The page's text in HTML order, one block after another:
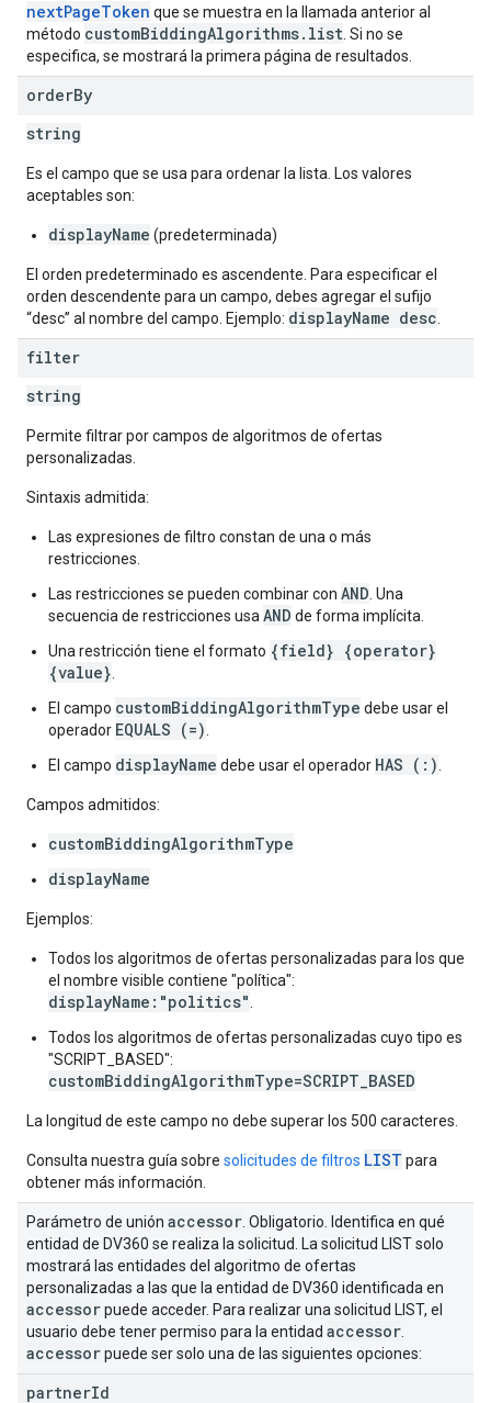
nextPageToken que se muestra en la llamada anterior al
método customBiddingAlgorithms.list . Si no se
especifica, se mostrará la primera página de resultados.
orderBy
string
Es el campo que se usa para ordenar la lista. Los valores
aceptables son:
displayName (predeterminada)
El orden predeterminado es ascendente. Para especificar el
orden descendente para un campo, debes agregar el sufijo
“desc” al nombre del campo. Ejemplo: displayName desc
filter
string
Permite filtrar por campos de algoritmos de ofertas
personalizadas.
Sintaxis admitida:
Las expresiones de filtro constan de una o más
restricciones.
Las restricciones se pueden combinar con AND . Una
secuencia de restricciones usa AND de forma implícita.
Una restricción tiene el formato {field} {operator}
{value}
El campo customBiddingAlgorithmType debe usar el
operador EQUALS (=)
El campo displayName debe usar el operador HAS (:)
Campos admitidos:
customBiddingAlgorithmType
displayName
Ejemplos:
Todos los algoritmos de ofertas personalizadas para los que
el nombre visible contiene "política":
displayName:"politics"
Todos los algoritmos de ofertas personalizadas cuyo tipo es
"SCRIPT_BASED":
customBiddingAlgorithmType=SCRIPT_BASED
La longitud de este campo no debe superar los 500 caracteres.
Consulta nuestra guía sobre solicitudes de filtros LIST para
obtener más información.
Parámetro de unión accessor . Obligatorio. Identifica en qué
entidad de DV360 se realiza la solicitud. La solicitud LIST solo
mostrará las entidades del algoritmo de ofertas
personalizadas a las que la entidad de DV360 identificada en
accessorpuede acceder. Para realizar una solicitud LIST, el
usuario debe tener permiso para la entidad accessor
accessorpuede ser solo una de las siguientes opciones:
partnerId